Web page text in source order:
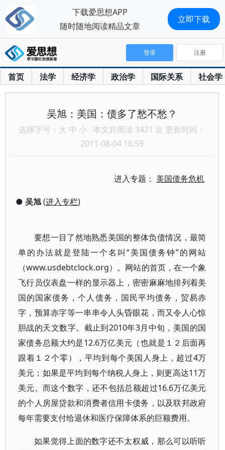
首页 法学 经济学 政治学 国际关系 社会学
登录 注册
吴旭：美国：债多了愁不愁？
选择字号： 大 中 小 本文共阅读 3421 次 更新时间：
2011-08-04 16:59
进入专题： 美国债务危机
● 吴旭(进入专栏)
要想一目了然地熟悉美国的整体负债情况，最简
单的办法就是登陆一个名叫“美国债务钟”的网站
（www.usdebtclock.org）。网站的首页，在一个象
飞行员仪表盘一样的显示器上，密密麻麻地排列着美
国的国家债务，个人债务，国民平均债务，贸易赤
字，预算赤字等一串串令人头昏眼花，而又令人心惊
胆战的天文数字。截止到2010年3月中旬，美国的国
家债务总额大约是12.6万亿美元（也就是１２后面再
跟着１２个零），平均到每个美国人身上，超过4万
美元；如果是平均到每个纳税人身上，则更高达11万
美元。而这个数字，还不包括总额超过16.6万亿美元
的个人房屋贷款和消费者信用卡债务，以及联邦政府
每年需要支付给退休和医疗保障体系的巨额费用。
如果觉得上面的数字还不太权威，那么可以听听
下载爱思想APP
随时随地阅读精品文章
立即下载